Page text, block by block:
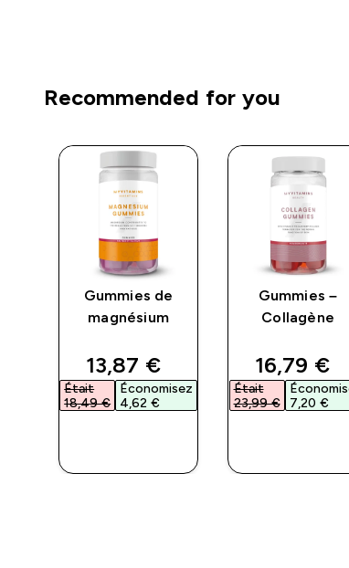
Recommended for you
price
Gummies de
magnésium
discounted price
13,87 €‎
Était
18,49 €‎
Économisez
4,62 €‎
Gummies –
Collagène
16,79 €‎
Était
23,99 €‎
7,20 €‎